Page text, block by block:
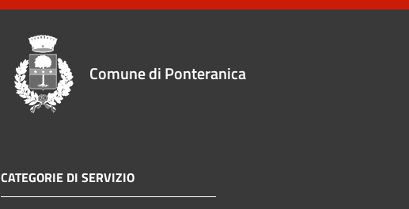
Comune di Ponteranica
CATEGORIE DI SERVIZIO